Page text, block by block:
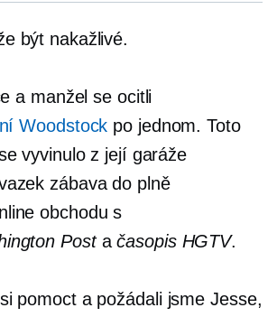
být nakažlivé.
a manžel se ocitli
Woodstock po jednom. Toto
vyvinulo z její garáže
zábava do plně
obchodu s
Postačasopis HGTV.
pomoct a požádali jsme Jesse,